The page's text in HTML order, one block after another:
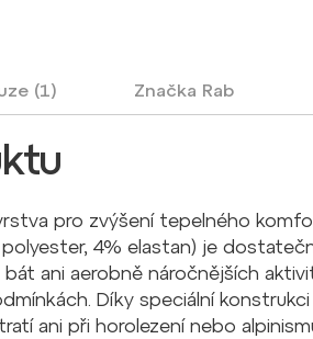
(1) Značka Rab
pro zvýšení tepelného
polyester, 4% elastan) je
ani aerobně náročnějších
Díky speciální konstrukci
ani při horolezení nebo